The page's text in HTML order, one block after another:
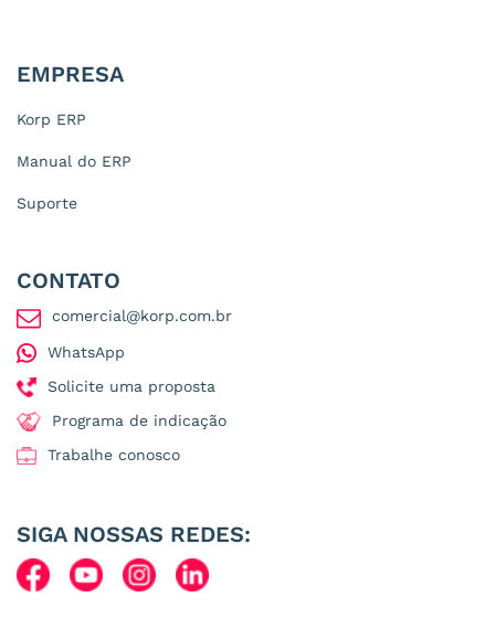
EMPRESA
Korp ERP
Manual do ERP
Suporte
CONTATO
comercial@korp.com.br
WhatsApp
Solicite uma proposta
Programa de indicação
Trabalhe conosco
SIGA NOSSAS REDES: